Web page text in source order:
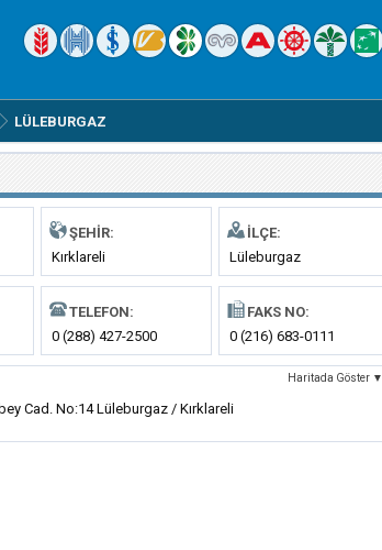
LÜLEBURGAZ
ŞEHIR:
Kırklareli
İLÇE:
Lüleburgaz
TELEFON:
0 (288) 427-2500
FAKS NO:
0 (216) 683-0111
Haritada Göster ▼
Cad. No:14 Lüleburgaz / Kırklareli